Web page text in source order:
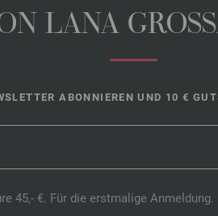
LANA
ABONNIEREN UND 10 €
45,- €. Für die erstmalige